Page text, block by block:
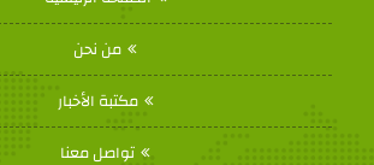
من نحن
مكتبة الأخبار
تواصل معنا